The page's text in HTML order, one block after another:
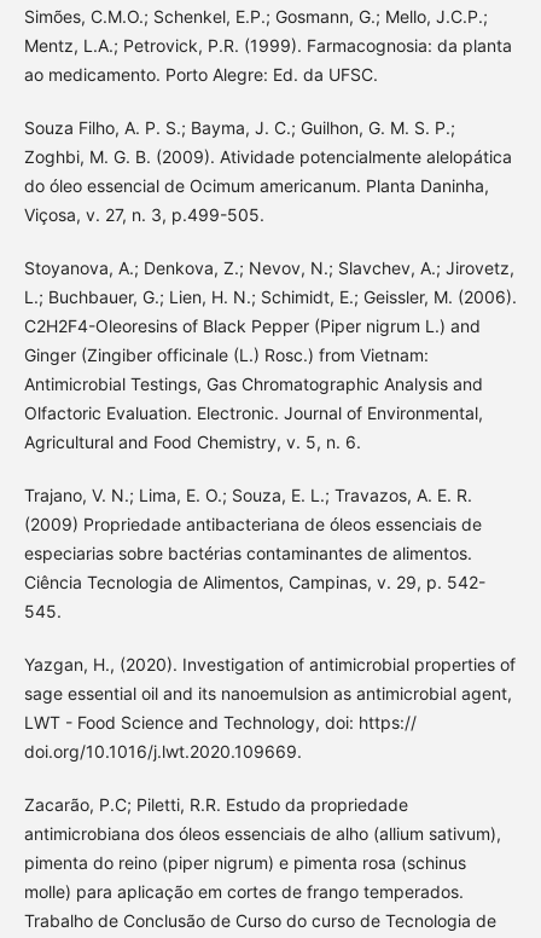
Simões, C.M.O.; Schenkel, E.P.; Gosmann, G.; Mello, J.C.P.;
Mentz, L.A.; Petrovick, P.R. (1999). Farmacognosia: da planta
ao medicamento. Porto Alegre: Ed. da UFSC.
Souza Filho, A. P. S.; Bayma, J. C.; Guilhon, G. M. S. P.;
Zoghbi, M. G. B. (2009). Atividade potencialmente alelopática
do óleo essencial de Ocimum americanum. Planta Daninha,
Viçosa, v. 27, n. 3, p.499-505.
Stoyanova, A.; Denkova, Z.; Nevov, N.; Slavchev, A.; Jirovetz,
L.; Buchbauer, G.; Lien, H. N.; Schimidt, E.; Geissler, M. (2006).
C2H2F4-Oleoresins of Black Pepper (Piper nigrum L.) and
Ginger (Zingiber officinale (L.) Rosc.) from Vietnam:
Antimicrobial Testings, Gas Chromatographic Analysis and
Olfactoric Evaluation. Electronic. Journal of Environmental,
Agricultural and Food Chemistry, v. 5, n. 6.
Trajano, V. N.; Lima, E. O.; Souza, E. L.; Travazos, A. E. R.
(2009) Propriedade antibacteriana de óleos essenciais de
especiarias sobre bactérias contaminantes de alimentos.
Ciência Tecnologia de Alimentos, Campinas, v. 29, p. 542-
545.
Yazgan, H., (2020). Investigation of antimicrobial properties of
sage essential oil and its nanoemulsion as antimicrobial agent,
LWT - Food Science and Technology, doi: https://
doi.org/10.1016/j.lwt.2020.109669.
Zacarão, P.C; Piletti, R.R. Estudo da propriedade
antimicrobiana dos óleos essenciais de alho (allium sativum),
pimenta do reino (piper nigrum) e pimenta rosa (schinus
molle) para aplicação em cortes de frango temperados.
Trabalho de Conclusão de Curso do curso de Tecnologia de